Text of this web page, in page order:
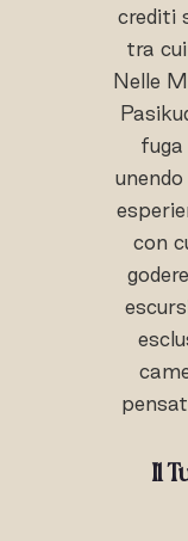
crediti
tra
Nelle
fuga
con
Il